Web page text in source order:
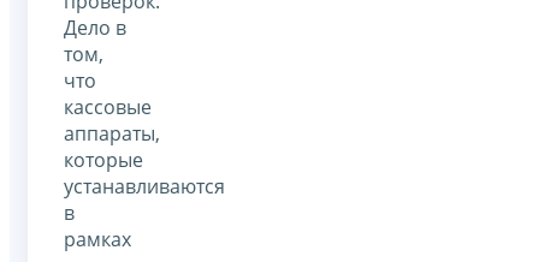
Дело в
том,
что
кассовые
аппараты,
которые
устанавливаются
в
рамках